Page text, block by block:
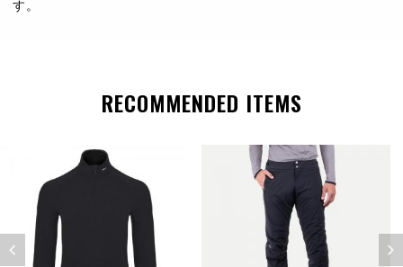
す。
RECOMMENDED ITEMS